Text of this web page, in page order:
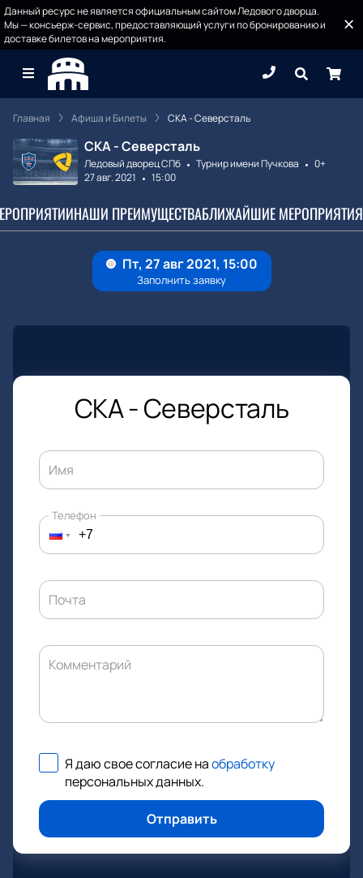
Данный ресурс не является официальным сайтом Ледового дворца.
Мы — консьерж-сервис, предоставляющий услуги по бронированию и
доставке билетов на мероприятия.
Главная Афиша и Билеты СКА - Северсталь
СКА - Северсталь
Ледовый дворец СПб Турнир имени Пучкова
0+
27 авг. 2021
15:00
НАШИ ПРЕИМУЩЕСТВАБЛИЖАЙШИЕ МЕРОПРИЯТИЯ
СКА - Северсталь
Имя
Телефон
Почта
Комментарий
Я даю свое согласие наобработку
персональных данных.
Отправить